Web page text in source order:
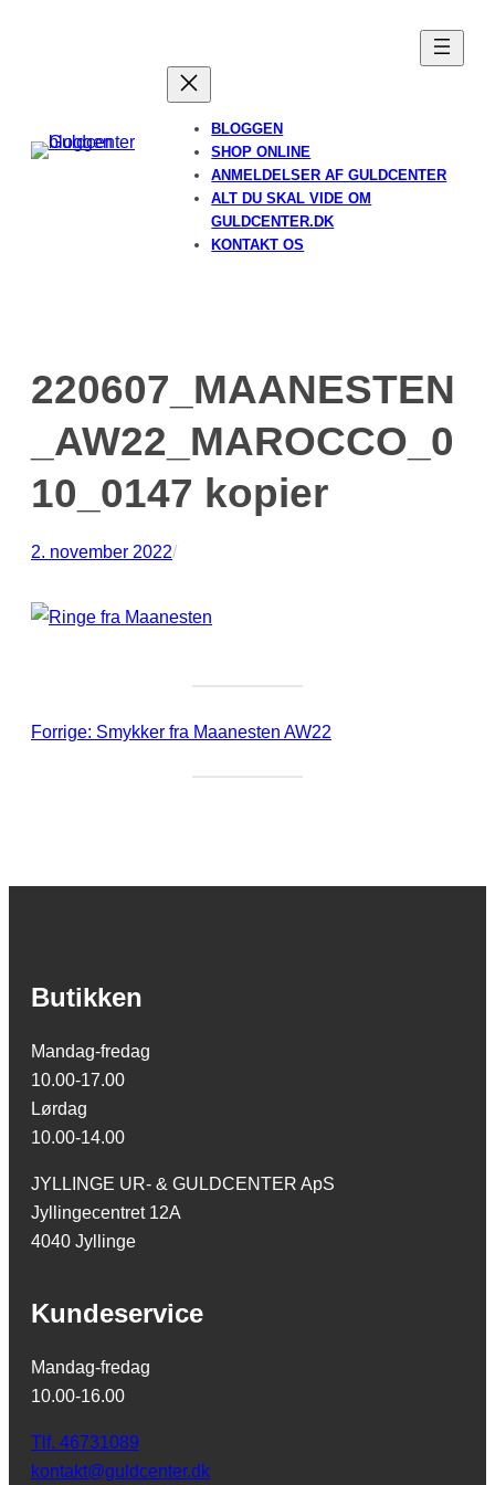
BLOGGEN
SHOP ONLINE
ANMELDELSER AF GULDCENTER
ALT DU SKAL VIDE OM
GULDCENTER.DK
KONTAKT OS
220607_MAANESTEN
_AW22_MAROCCO_0
10_0147 kopier
2. november 2022/
Forrige: Smykker fra Maanesten AW22
Butikken
Mandag-fredag
10.00-17.00
Lørdag
10.00-14.00
JYLLINGE UR- & GULDCENTER ApS
Jyllingecentret 12A
4040 Jyllinge
Kundeservice
Mandag-fredag
10.00-16.00
Tlf. 46731089
kontakt@guldcenter.dk